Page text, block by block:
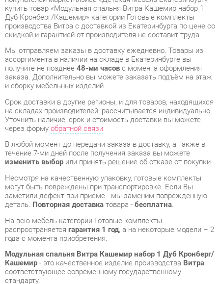
скидкой и гарантией от производителя не составит труда.
Мы отправляем заказы в доставку ежедневно. Товары из
ассортимента в наличии на складе в Екатеринбурге вы
получите не позднее48-ми часовс момента оформления
и сборку мебельных изделий.
Срок доставки в другие регионы, и для товаров, находящихся
на складах производителей, рассчитывается индивидуально.
Уточнить наличие, срок и стоимость доставки вы можете
через форму обратной связи
В любой момент до передачи заказа в доставку, а также в
течение 7-ми дней после получения заказа вы можете
изменить выборили принять решение об отказе от покупки.
Несмотря на качественную упаковку, готовые комплекты
могут быть повреждены при транспортировке. Если Вы
заметили дефект при приёме - мы заменим поврежденную
деталь.Повторная доставка товара -бесплатна.
На всю мебель категории Готовые комплекты
распространяетсягарантия 1 год, а на некоторые модели – 2
года с момента приобретения.
Кашемир- это качественное изделие производства
соответствующее современному государственному
стандарту.
Надеемся, вы останетесь довольны вашим приобретением, и
будем рады, если вы оставите отзыв об опыте его
использования, который поможет сориентироваться нашим
будущим покупателям.